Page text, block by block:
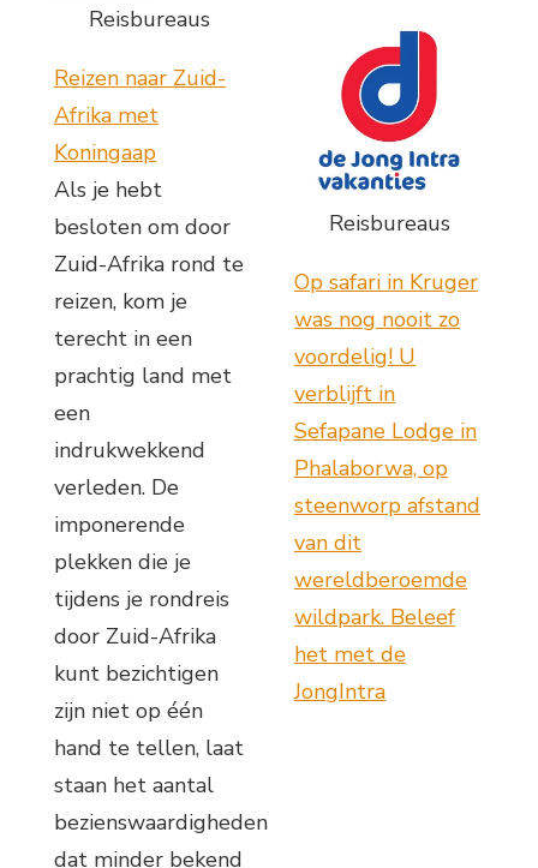
Reisbureaus
Reizen naar Zuid-
Afrika met
Koningaap
Als je hebt
besloten om door
Zuid-Afrika rond te
reizen, kom je
terecht in een
prachtig land met
een
indrukwekkend
verleden. De
imponerende
plekken die je
tijdens je rondreis
door Zuid-Afrika
kunt bezichtigen
zijn niet op één
hand te tellen, laat
staan het aantal
bezienswaardigheden
dat minder bekend
Reisbureaus
Op safari in Kruger
was nog nooit zo
voordelig! U
verblijft in
Sefapane Lodge in
Phalaborwa, op
steenworp afstand
van dit
wereldberoemde
wildpark. Beleef
het met de
JongIntra